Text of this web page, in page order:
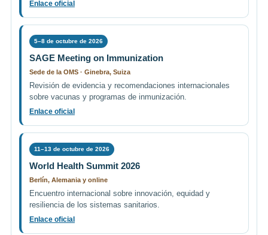
Enlace oficial
5–8 de octubre de 2026
SAGE Meeting on Immunization
Sede de la OMS · Ginebra, Suiza
Revisión de evidencia y recomendaciones internacionales
sobre vacunas y programas de inmunización.
Enlace oficial
11–13 de octubre de 2026
World Health Summit 2026
Berlín, Alemania y online
Encuentro internacional sobre innovación, equidad y
resiliencia de los sistemas sanitarios.
Enlace oficial